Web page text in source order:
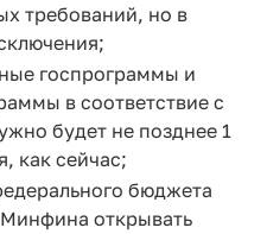
требований, но в
госпрограммы и
в соответствие с
будет не позднее 1
как сейчас;
бюджета
открывать